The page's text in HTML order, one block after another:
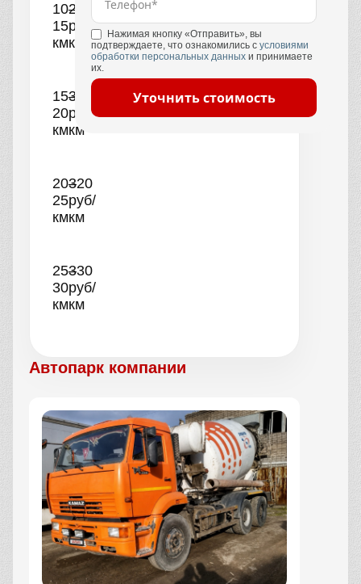
10–
15
км
290
руб/
км
15–
20
км
300
руб/
км
20–
25
км
320
руб/
км
25–
30
км
330
руб/
км
Нажимая кнопку «Отправить», вы
подтверждаете, что ознакомились с условиями
обработки персональных данных и принимаете
их.
Уточнить стоимость
Автопарк компании